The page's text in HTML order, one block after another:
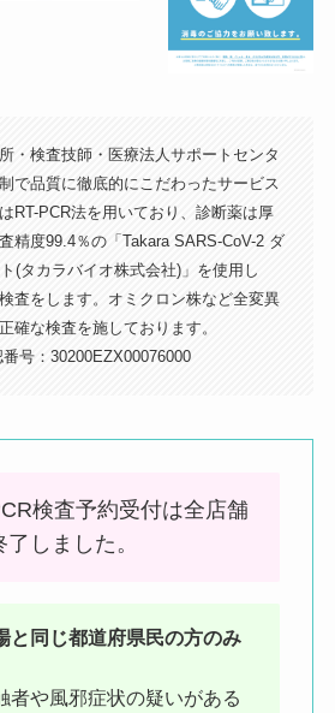
ナルドが見える交差点を
す（ケバブのお店の手前
・検査技師・医療法人サポートセンタ
で品質に徹底的にこだわったサービス
RT-PCR法を用いており、診断薬は厚
精度99.4％の「Takara SARS-CoV-2 ダ
(タカラバイオ株式会社)」を使用し
査をします。オミクロン株など全変異
確な検査を施しております。
号：30200EZX00076000
検査予約受付は全店舗
了しました。
と同じ都道府県民の方のみ
者や風邪症状の疑いがある